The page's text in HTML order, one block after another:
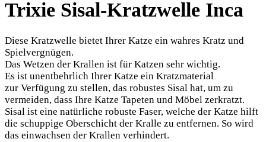
Trixie Sisal-Kratzwelle Inca
Diese Kratzwelle bietet Ihrer Katze ein wahres Kratz und
Spielvergnügen.
Das Wetzen der Krallen ist für Katzen sehr wichtig.
Es ist unentbehrlich Ihrer Katze ein Kratzmaterial
zur Verfügung zu stellen, das robustes Sisal hat, um zu
vermeiden, dass Ihre Katze Tapeten und Möbel zerkratzt.
Sisal ist eine natürliche robuste Faser, welche der Katze hilft
die schuppige Oberschicht der Kralle zu entfernen. So wird
das einwachsen der Krallen verhindert.